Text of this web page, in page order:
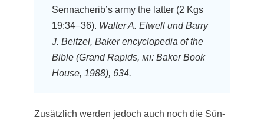
Sennacherib’s army the lat­ter (2 Kgs
19:34–36). Wal­ter A. Elwell und Bar­ry
J. Beit­zel, Bak­er ency­clo­pe­dia of the
Bible (Grand Rapids, MI: Bak­er Book
House, 1988), 634.
Zusätz­lich wer­den jedoch auch noch die Sün­